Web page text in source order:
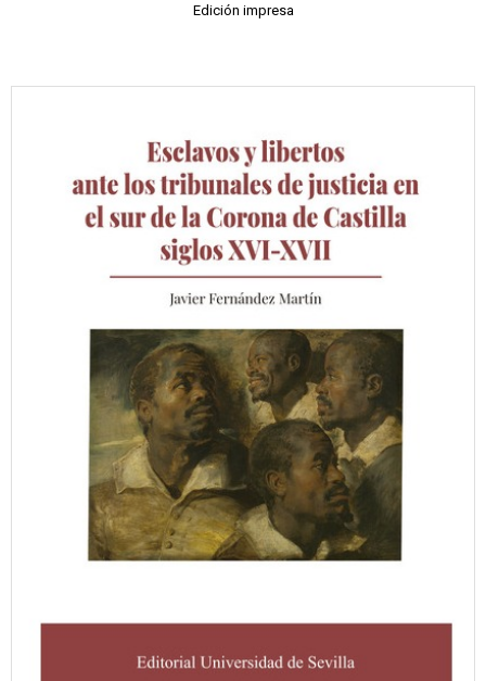
Edición impresa